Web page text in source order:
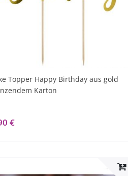
Topper Happy Birthday aus gold
Karton
€